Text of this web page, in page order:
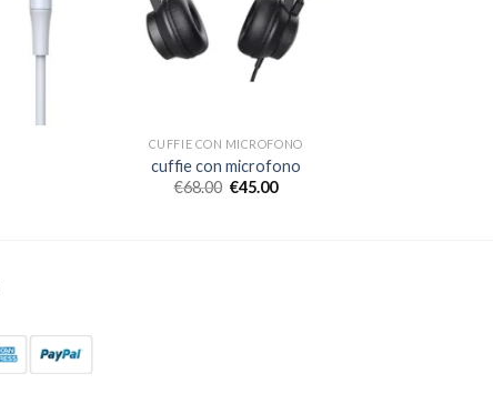
CUFFIE CON MICROFONO
cuffie con microfono
€68.00 €45.00